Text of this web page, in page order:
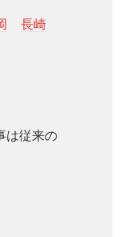
長崎
は従来の